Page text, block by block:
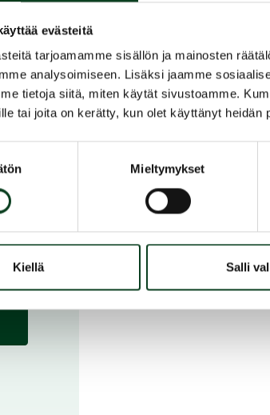
evästeitä
tarjoamamme sisällön ja mainosten
analysoimiseen. Lisäksi jaamme
tietoja siitä, miten käytät sivustoamme.
tai joita on kerätty, kun olet käyttänyt heidän
Mieltymykset
Kiellä Salli